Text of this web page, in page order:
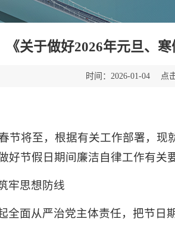
《关于做好2026年元旦、
时间： 2026-01-04 点
节将至，根据有关工作部署，
好节假日期间廉洁自律工作有关
牢思想防线
全面从严治党主体责任，把节日